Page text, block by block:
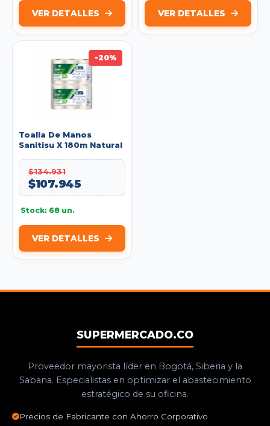
VER DETALLES VER DETALLES
-20%
Toalla De Manos
Sanitisu X 180m Natural
Rollos Ref;07077
$134.931
$107.945
Stock: 68 un.
VER DETALLES
SUPERMERCADO.CO
Proveedor mayorista líder en Bogotá, Siberia y la
Sabana. Especialistas en optimizar el abastecimiento
estratégico de su oficina.
Precios de Fabricante con Ahorro Corporativo